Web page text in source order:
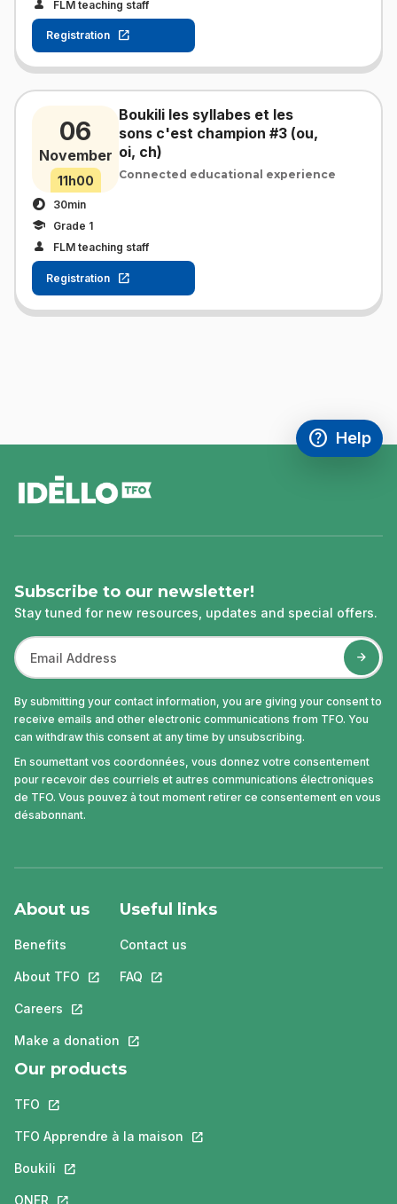
FLM teaching staff
Registration
06
November
11h00
Boukili les syllabes et les
sons c'est champion #3 (ou,
oi, ch)
Connected educational experience
30min
Grade 1
FLM teaching staff
Registration
help
Access
Help
,This link
Subscribe to our newsletter!
Stay tuned for new resources, updates and special offers.
By submitting your contact information, you are giving your consent to
receive emails and other electronic communications from TFO. You
can withdraw this consent at any time by unsubscribing.
En soumettant vos coordonnées, vous donnez votre consentement
pour recevoir des courriels et autres communications électroniques
de TFO. Vous pouvez à tout moment retirer ce consentement en vous
désabonnant.
About us
Benefits
About TFO This link will open in a new tab.
Careers This link will open in a new tab.
Make a donation This link will open in a new tab.
Useful links
Contact us
FAQ This link will open in a new tab.
Our products
TFO This link will open in a new tab.
TFO Apprendre à la maison This link will open in a new tab.
Boukili This link will open in a new tab.
ONFR This link will open in a new tab.